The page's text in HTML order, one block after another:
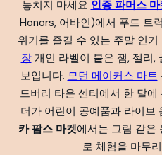
놓치지 마세요 인증 파머스 마
Honors, 어바인)에서 푸드 트
위기를 즐길 수 있는 주말 인기
장개인 라벨이 붙은 잼, 젤리,
보입니다. 모던 메이커스 마트
드버리 타운 센터에서 한 달
더가 어린이 공예품과 라이브
카 팜스 마켓에서는 그림 같은
로 체험을 마무